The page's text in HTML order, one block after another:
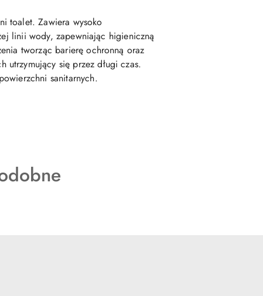
toalet. Zawiera wysoko
linii wody, zapewniając higieniczną
tworząc barierę ochronną oraz
utrzymujący się przez długi czas.
sanitarnych.